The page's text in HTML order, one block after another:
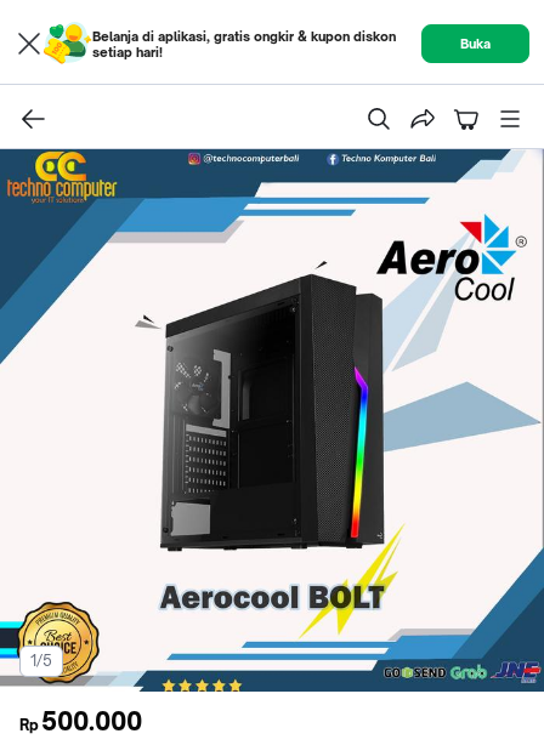
Belanja di aplikasi, gratis ongkir & kupon diskon
setiap hari!
Buka
1/5
Rp 500.000